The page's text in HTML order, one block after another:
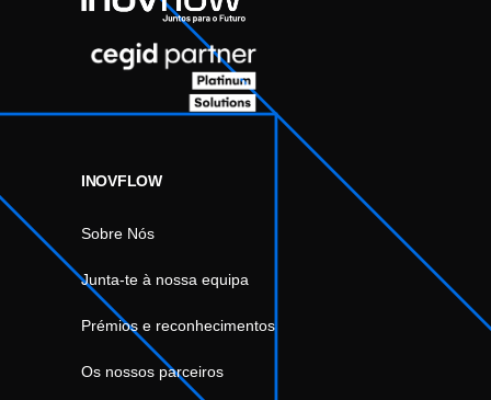
INOVFLOW
Sobre Nós
Junta-te à nossa equipa
Prémios e reconhecimentos
Os nossos parceiros